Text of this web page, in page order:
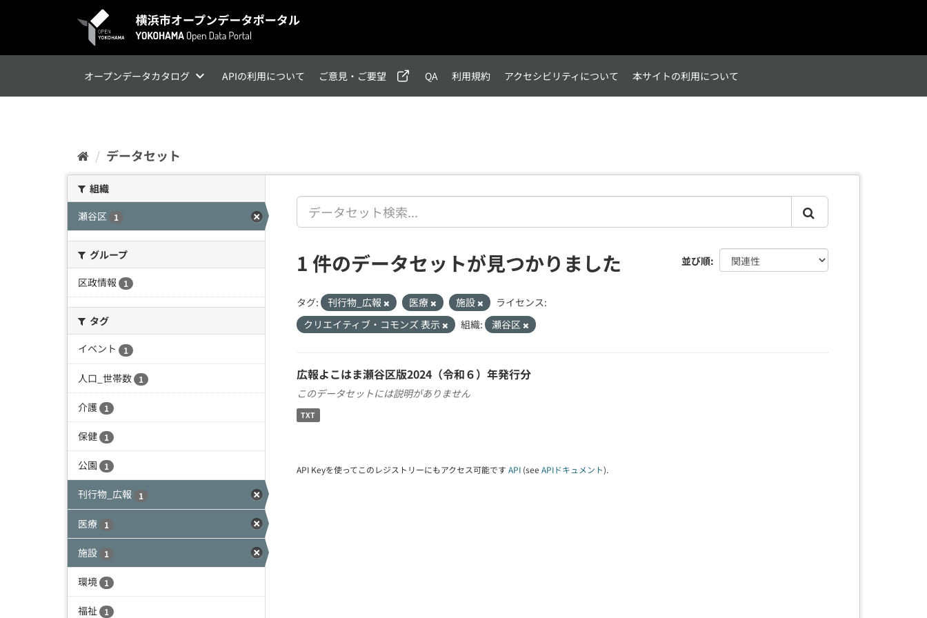
オープンデータカタログ APIの利用について ご意見・ご要望 QA 利用規約 アクセシビリティについて 本サイトの利用について
データセット
組織
瀬谷区
1
グループ
区政情報
1
タグ
イベント
1
人口_世帯数 1
介護 1
保健 1
公園 1
刊行物_広報 1
医療 1
施設 1
環境 1
福祉 1
並び順
1 件のデータセットが見つかりました
タグ: 刊行物_広報 医療 施設
ライセンス:
クリエイティブ・コモンズ 表示
組織: 瀬谷区
広報よこはま瀬谷区版2024（令和６）年発行分
このデータセットには説明がありません
TXT
API Keyを使ってこのレジストリーにもアクセス可能です API (see APIドキュメント).